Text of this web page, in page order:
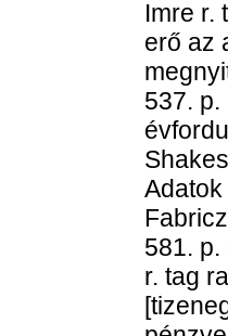
Imre r.
erő az
537.
581.
r. tag